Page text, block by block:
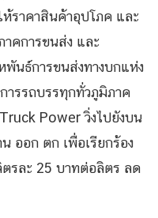
ราคาสินค้าอุปโภค และ
คการขนส่ง และ
นธ์การขนส่งทางบกแห่ง
ารรถบรรทุกทั่วภูมิภาค
Power วิ่งไปยังบน
ออก ตก เพื่อเรียกร้อง
รละ 25 บาทต่อลิตร ลด